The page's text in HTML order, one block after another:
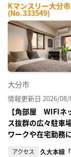
Kマンスリー大分
(No.333549)
大分市
情報更新日 2026/08/
【角部屋 WIFIネ
ス抜群の広々駐車
ワークや在宅勤務
アクセス 久大本線